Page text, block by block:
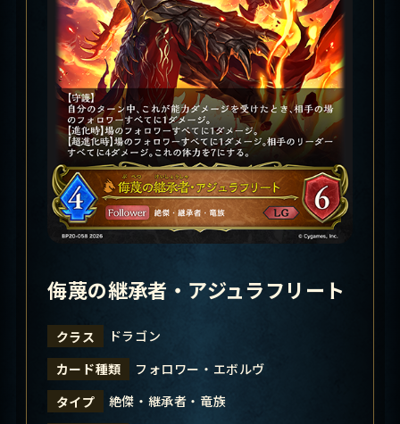
侮蔑の継承者・アジュラフリート
クラス
ドラゴン
カード種類
フォロワー・エボルヴ
タイプ
絶傑・継承者・竜族